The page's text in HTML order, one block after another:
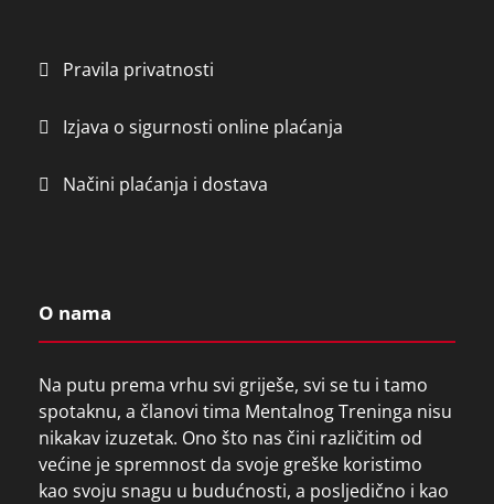
Pravila privatnosti
Izjava o sigurnosti online plaćanja
Načini plaćanja i dostava
O nama
Na putu prema vrhu svi griješe, svi se tu i tamo
spotaknu, a članovi tima Mentalnog Treninga nisu
nikakav izuzetak. Ono što nas čini različitim od
većine je spremnost da svoje greške koristimo
kao svoju snagu u budućnosti, a posljedično i kao